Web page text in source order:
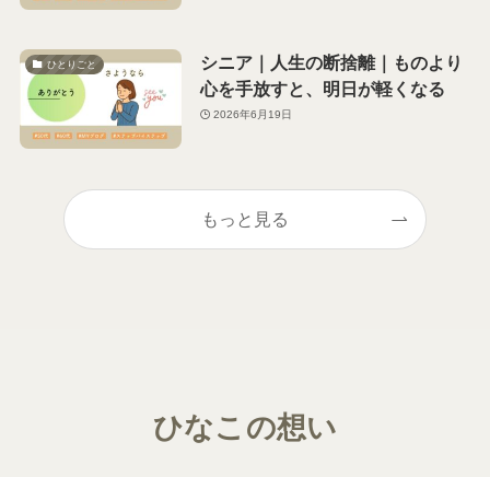
ひとりごと
シニア｜人生の断捨離｜ものより
心を手放すと、明日が軽くなる
2026年6月19日
もっと見る
ひなこ の想い